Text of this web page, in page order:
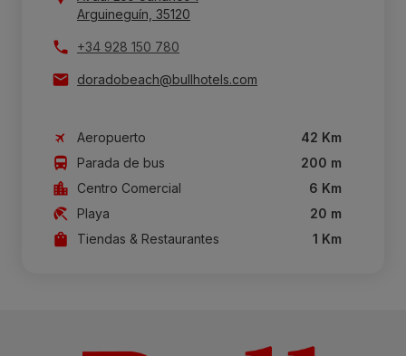
Arguineguín, 35120
+34 928 150 780
doradobeach@bullhotels.com
Aeropuerto
42 Km
Parada de bus
200 m
Centro Comercial
6 Km
Playa
20 m
Tiendas & Restaurantes
1 Km